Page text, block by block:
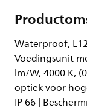
Waterproof,
Voedingsunit
lm/W, 4000 K,
optiek voor
IP 66 |